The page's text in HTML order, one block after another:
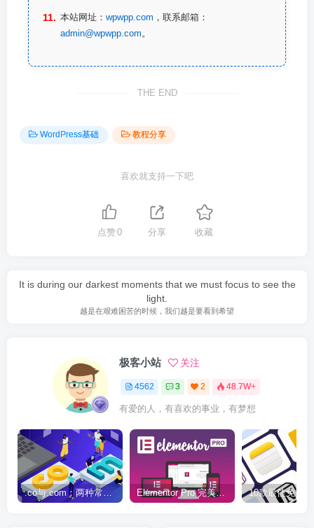
本站网址： wpwpp.com ，联系邮箱：
admin@wpwpp.com 。
THE END
WordPress基础 教程分享
喜欢就支持一下吧
点赞0 分享 收藏
It is during our darkest moments that we must focus to see the
light.
越是在艰难困苦的时候，我们越是要看到希望
极客小站 关注
4562 3 2 48.7W+
有爱的人，有喜欢的事业，有梦想
.co与.com：两种常用域名后缀名完全指南 Elementor Pro 完美汉化中文版（含全套模板）|可视化编辑页面自定义设计WordPress插件